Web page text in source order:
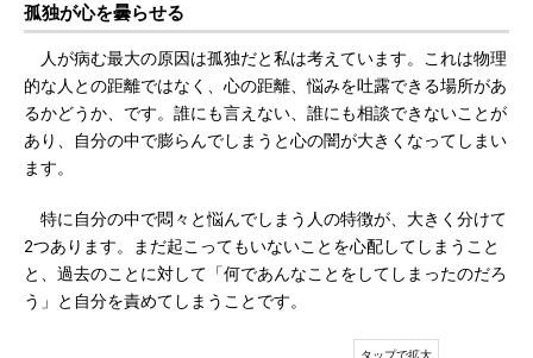
孤独が心を曇らせる
人が病む最大の原因は孤独だと私は考えています。これは物理
的な人との距離ではなく、心の距離、悩みを吐露できる場所があ
るかどうか、です。誰にも言えない、誰にも相談できないことが
あり、自分の中で膨らんでしまうと心の闇が大きくなってしまい
ます。
特に自分の中で悶々と悩んでしまう人の特徴が、大きく分けて
2つあります。まだ起こってもいないことを心配してしまうこと
と、過去のことに対して「何であんなことをしてしまったのだろ
う」と自分を責めてしまうことです。